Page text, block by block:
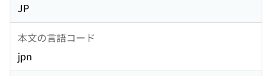
JP
本文の言語コード
jpn